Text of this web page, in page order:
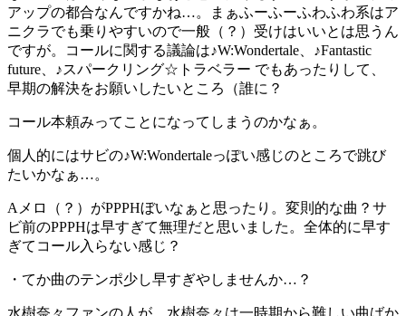
アップの都合なんですかね…。まぁふーふーふわふわ系はア
ニクラでも乗りやすいので一般（？）受けはいいとは思うん
ですが。コールに関する議論は♪W:Wondertale、♪Fantastic
future、♪スパークリング☆トラベラー でもあったりして、
早期の解決をお願いしたいところ（誰に？
コール本頼みってことになってしまうのかなぁ。
個人的にはサビの♪W:Wondertaleっぽい感じのところで跳び
たいかなぁ…。
Aメロ（？）がPPPHぼいなぁと思ったり。変則的な曲？サ
ビ前のPPPHは早すぎて無理だと思いました。全体的に早す
ぎてコール入らない感じ？
・てか曲のテンポ少し早すぎやしませんか…？